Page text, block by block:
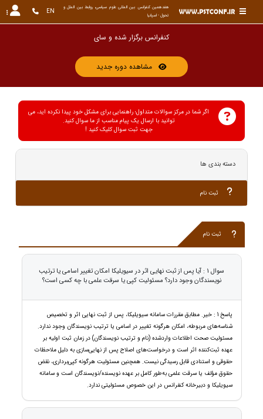
تحول - اسپانیا
EN
کنفرانس برگز
مشاهده دوره جدید
اگر شما در مرکز سوالات متداول؛ راهنمایی برای مشکل خود پیدا نکرده اید، می
توانید با ارسال یک پیام مناسب از ما سوال کنید.
جهت ثبت سوال کلیک کنید !
دسته بندی ها
ثبت نام
ثبت نام
سوال 1 : آیا پس از ثبت نهایی اثر در سیویلیکا امکان تغییر اسامی یا ترتیب
نویسندگان وجود دارد؟ مسئولیت کپی یا سرقت علمی با چه کسی است؟
پاسخ 1 : خیر. مطابق مقررات سامانه سیویلیکا، پس از ثبت نهایی اثر و تخصیص
شناسه‌های مربوطه، امکان هرگونه تغییر در اسامی یا ترتیب نویسندگان وجود ندارد.
مسئولیت صحت اطلاعات واردشده (نام و ترتیب نویسندگان) در زمان ثبت اولیه بر
عهده ثبت‌کننده اثر است و درخواست‌های اصلاح پس از نهایی‌سازی به دلیل ملاحظات
حقوقی و استنادی قابل رسیدگی نیست. همچنین مسئولیت هرگونه کپی‌برداری، نقض
حقوق مؤلف یا سرقت علمی به‌طور کامل بر عهده نویسنده/نویسندگان است و سامانه
سیویلیکا و دبیرخانه کنفرانس در این خصوص مسئولیتی ندارد.